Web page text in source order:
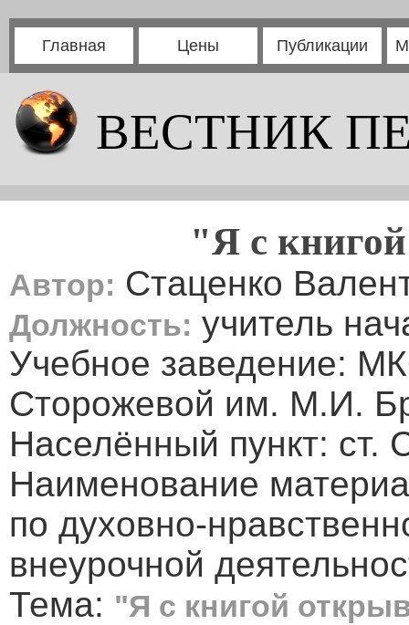
Главная Цены Публикации
ВЕСТНИК
"Я с
Автор: Стаценко
Должность: учитель
Учебное заведение:
Сторожевой им. М.И.
Населённый пункт: ст.
Наименование
по духовно-
внеурочной
Тема: "Я с книгой